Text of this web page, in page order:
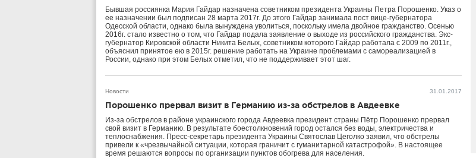
Бывшая россиянка Мария Гайдар назначена советником президента Украины Петра Порошенко. Указ о
ее назначении был подписан 28 марта 2017г. До этого Гайдар занимала пост вице-губернатора
Одесской области, однако была вынуждена уволиться, поскольку имела двойное гражданство. Осенью
2016г. стало известно о том, что Гайдар подала заявление о выходе из российского гражданства. Экс-
губернатор Кировской области Никита Белых, советником которого Гайдар работала с 2009 по 2011г.,
объяснил принятое ею в 2015г. решение работать на Украине проблемами с самореализацией в
России, однако при этом Белых отметил, что не поддерживает этот шаг.
Новости 31.01.2017
Порошенко прервал визит в Германию из-за обстрелов в Авдеевке
Из-за обстрелов в районе украинского города Авдеевка президент страны Пётр Порошенко прервал
свой визит в Германию. В результате боестолкновений город остался без воды, электричества и
теплоснабжения. Пресс-секретарь президента Украины Святослав Цеголко заявил, что обстрелы
привели к «чрезвычайной ситуации, которая граничит с гуманитарной катастрофой». В настоящее
время решаются вопросы по организации пунктов обогрева для населения.